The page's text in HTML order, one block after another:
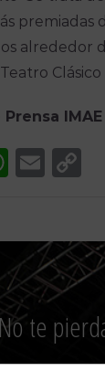
premiadas
alrededor
Clásico
IMAE
te